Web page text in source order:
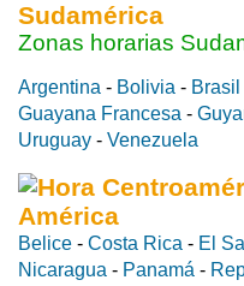
Sudamérica
Zonas horarias
Argentina - Bolivia - Brasil
Guayana Francesa -
Uruguay - Venezuela
América
Belice - Costa Rica - El
Nicaragua - Panamá -